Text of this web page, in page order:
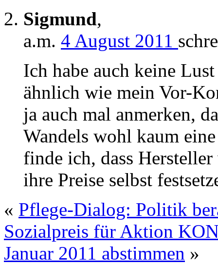
Sigmund,
a.m. 4 August 2011
Ich habe auch keine
ähnlich wie mein Vor-
ja auch mal anmerken,
Wandels wohl kaum
finde ich, dass
ihre Preise selbst
« Pflege-Dialog: Politik
Sozialpreis für Aktion
Januar 2011 abstimmen »